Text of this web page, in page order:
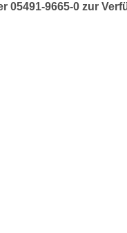
05491-9665-0 zur